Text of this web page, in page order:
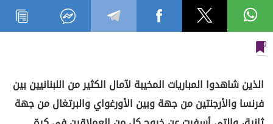
الذين شاهدوا المباريات المخيبة لآمال الكثير من اللبنانيين بين
فرنسا والأرجنتين من جهة وبين الأورغواي والبرتغال من جهة